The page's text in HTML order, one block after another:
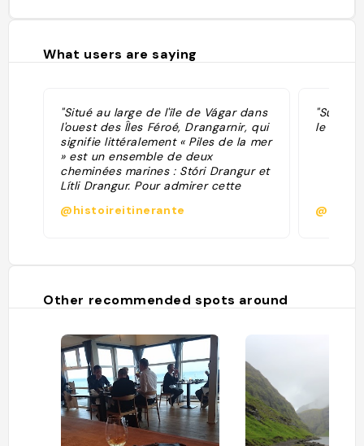
What users are saying
"Situé au large de l'île de Vágar dans
l'ouest des Îles Féroé, Drangarnir, qui
signifie littéralement « Piles de la mer
» est un ensemble de deux
cheminées marines : Stóri Drangur et
Lítli Drangur. Pour admirer cette
puis la terre, direction le magnifique
depuis le village de Sorvagur. Les
petits bateaux peuvent même
naviguer en passant à travers
l'imposante arche et approcher l'îlot
voisin de Tindhólmur. 𝑺𝒐𝒖𝒓𝒄𝒆(𝒔) : 𝑻𝒉𝒆
𝑶𝒖𝒕𝒔𝒊𝒅𝒆𝒓𝒔 ; 𝑾𝒊𝒌𝒊𝒑𝒆́𝒅𝒊𝒂 ; 𝑯𝒊𝒔𝒕𝒐𝒊𝒓𝒆
𝑰𝒕𝒊𝒏𝒆́𝒓𝒂𝒏𝒕𝒆"
@histoireitinerante
"Super
le
Other recommended spots around